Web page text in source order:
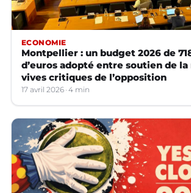
ECONOMIE
Montpellier : un budget 2026 de
d’euros adopté entre soutien de
vives critiques de l’opposition
17 avril 2026 4 min